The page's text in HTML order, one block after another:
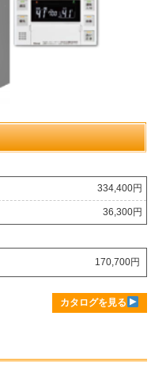
334,400円
36,300円
170,700円
カタログを見る